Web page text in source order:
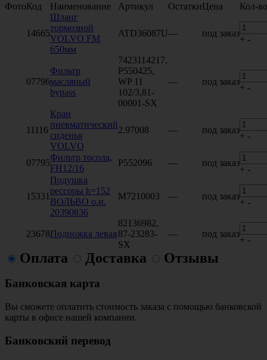
ФотоКод Наименование Артикул ОстаткиЦена Кол-во
14665
Шланг
тормозной
VOLVO FM
650мм
ATD36087U— под заказ
+ -
07796
Фильтр
масляный
bypass
7423114217,
P550425,
WP 11
102/3,81-
00001-SX
— под заказ
+ -
11116
Кран
пневматический
сиденья
VOLVO
2.97008 — под заказ
+ -
07795
Фильтр тосола,
FH12/16
P552096 — под заказ
+ -
15331
Подушка
рессоры h=152
ВОЛЬВО о.н.
20390836
M7210003 — под заказ
+ -
23678Подножка левая
82136982,
87-23283-
SX
— под заказ
+ -
Оплата Доставка Отзывы
Банковская карта
Вы сможете оплатить стоимость заказа с помощью банковской
карты в офисе нашей компании.
Банковский перевод